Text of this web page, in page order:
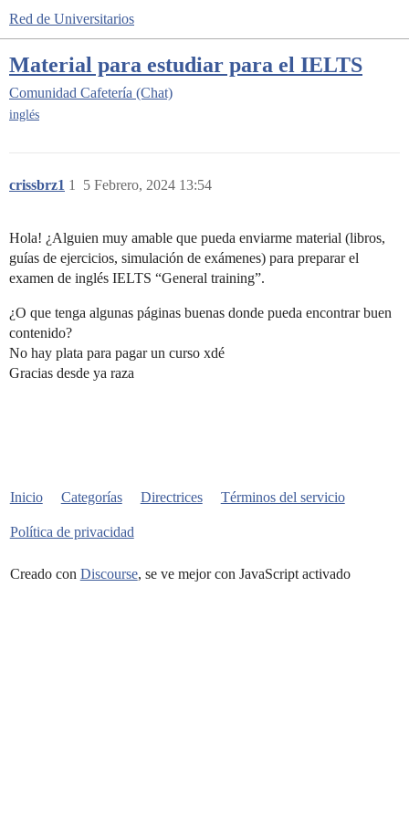
Red de Universitarios
Material para estudiar para el IELTS
Comunidad Cafetería (Chat)
inglés
crissbrz1 5 Febrero, 2024 13:54
1
Hola! ¿Alguien muy amable que pueda enviarme material (libros,
guías de ejercicios, simulación de exámenes) para preparar el
examen de inglés IELTS “General training”.
¿O que tenga algunas páginas buenas donde pueda encontrar buen
contenido?
No hay plata para pagar un curso xdé
Gracias desde ya raza
Inicio Categorías Directrices Términos del servicio
Política de privacidad
Creado con Discourse, se ve mejor con JavaScript activado